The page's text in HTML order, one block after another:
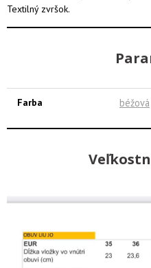
Textilný zvršok.
Farba béžová